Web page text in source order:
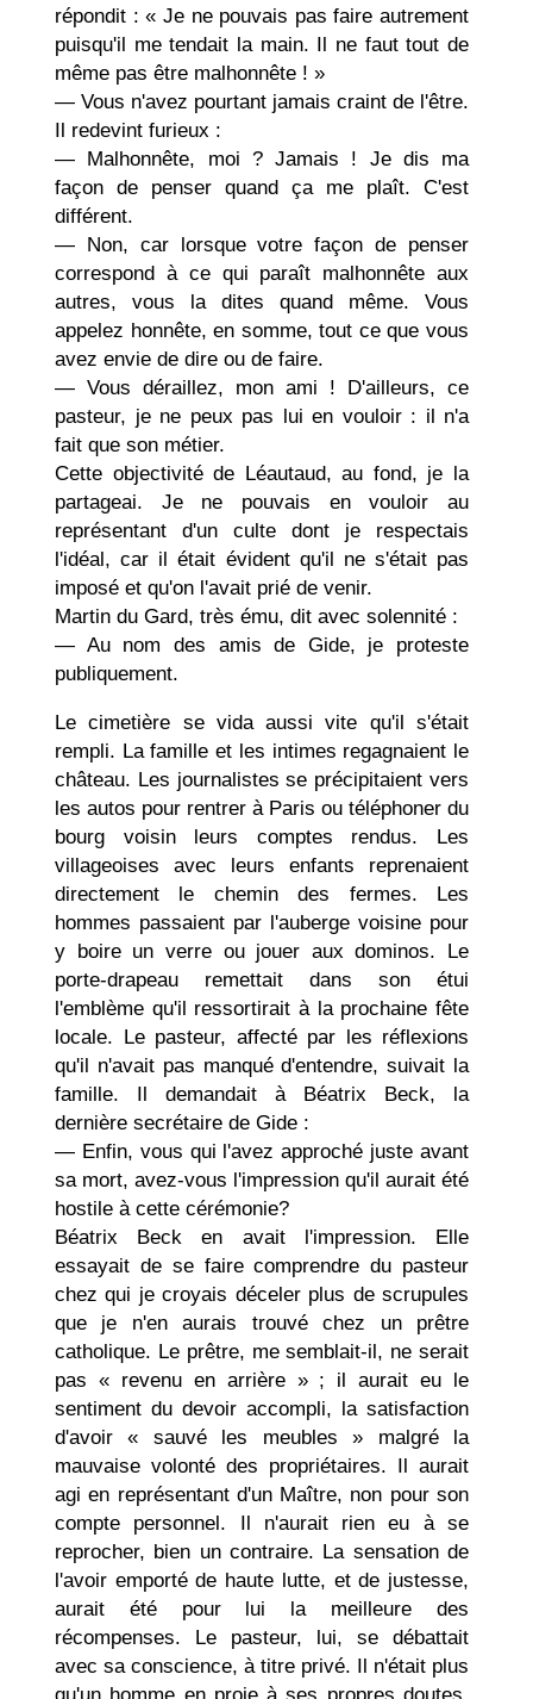
répondit : « Je ne pouvais pas faire autrement
puis­qu'il me tendait la main. Il ne faut tout de
même pas être malhonnête ! »
— Vous n'avez pourtant jamais craint de l'être.
Il redevint furieux :
— Malhonnête, moi ? Jamais ! Je dis ma
façon de penser quand ça me plaît. C'est
différent.
— Non, car lorsque votre façon de penser
cor­respond à ce qui paraît malhonnête aux
autres, vous la dites quand même. Vous
appelez honnête, en somme, tout ce que vous
avez envie de dire ou de faire.
— Vous déraillez, mon ami ! D'ailleurs, ce
pas­teur, je ne peux pas lui en vouloir : il n'a
fait que son métier.
Cette objectivité de Léautaud, au fond, je la
par­tageai. Je ne pouvais en vouloir au
représentant d'un culte dont je respectais
l'idéal, car il était évident qu'il ne s'était pas
imposé et qu'on l'avait prié de venir.
Martin du Gard, très ému, dit avec solennité :
— Au nom des amis de Gide, je proteste
publi­quement.
Le cimetière se vida aussi vite qu'il s'était
rempli. La famille et les intimes regagnaient le
château. Les journalistes se précipitaient vers
les autos pour rentrer à Paris ou téléphoner du
bourg voisin leurs comptes rendus. Les
villageoises avec leurs enfants reprenaient
directement le chemin des fermes. Les
hommes passaient par l'auberge voisine pour
y boire un verre ou jouer aux dominos. Le
porte-drapeau remettait dans son étui
l'emblème qu'il ressortirait à la prochaine fête
locale. Le pasteur, affecté par les réflexions
qu'il n'avait pas manqué d'entendre, suivait la
famille. Il demandait à Béatrix Beck, la
dernière secrétaire de Gide :
— Enfin, vous qui l'avez approché juste avant
sa mort, avez-vous l'impression qu'il aurait été
hostile à cette cérémonie?
Béatrix Beck en avait l'impression. Elle
essayait de se faire comprendre du pasteur
chez qui je croyais déceler plus de scrupules
que je n'en aurais trouvé chez un prêtre
catholique. Le prêtre, me semblait-il, ne serait
pas « revenu en arrière » ; il aurait eu le
sentiment du devoir accompli, la satis­faction
d'avoir « sauvé les meubles » malgré la
mauvaise volonté des propriétaires. Il aurait
agi en représentant d'un Maître, non pour son
compte personnel. Il n'aurait rien eu à se
reprocher, bien un contraire. La sensation de
l'avoir emporté de haute lutte, et de justesse,
aurait été pour lui la meilleure des
récompenses. Le pasteur, lui, se débattait
avec sa conscience, à titre privé. Il n'était plus